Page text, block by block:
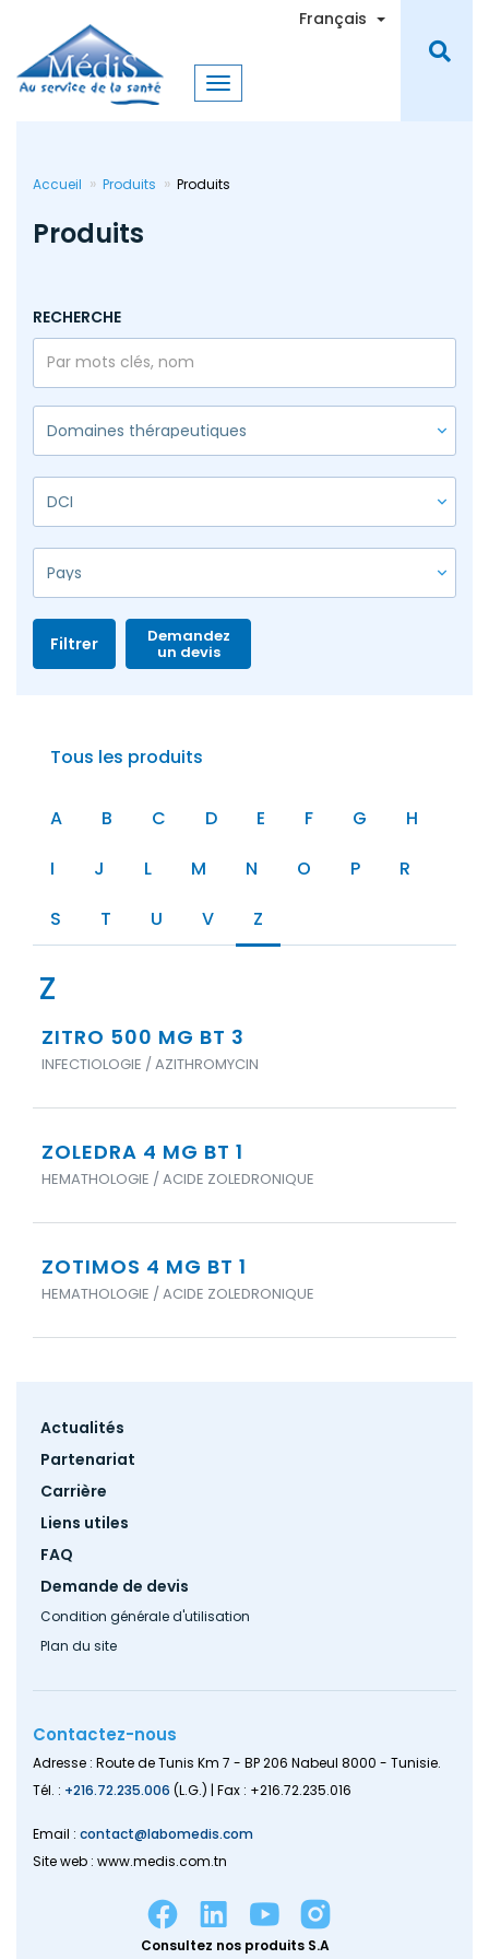
contenu
principal
Français Toggle
Accueil Produits Produits
Produits
RECHERCHE
Filtrer
Tous les produits
A B C D E F G
H
I
J L M N O P
R
S
T U V Z
Z
ZITRO 500 MG BT 3
INFECTIOLOGIE / AZITHROMYCIN
ZOLEDRA 4 MG BT 1
HEMATHOLOGIE / ACIDE ZOLEDRONIQUE
ZOTIMOS 4 MG BT 1
HEMATHOLOGIE / ACIDE ZOLEDRONIQUE
Demandez
un devis
Footer
Actualités
Partenariat
Carrière
Liens utiles
FAQ
Demande de devis
Condition générale d'utilisation
Plan du site
Contactez-nous
Adresse : Route de Tunis Km 7 - BP 206 Nabeul 8000 - Tunisie.
Tél. : +216.72.235.006 (L.G.) | Fax : +216.72.235.016
Email : contact@labomedis.com
Site web : www.medis.com.tn
Consultez nos produits S.A